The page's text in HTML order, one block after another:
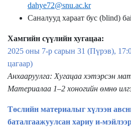
dahye72@snu.ac.kr
Саналууд хараат бус (blind)
Хамгийн сүүлийн хугацаа:
2025 оны 7-р сарын 31 (Пүрэв),
цагаар)
Анхааруулга: Хугацаа хэтэрсэн
Материалаа 1–2 хоногийн өмнө
Төслийн материалыг хүлээн
баталгаажуулсан хариу и-